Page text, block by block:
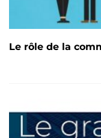
Le rôle de la